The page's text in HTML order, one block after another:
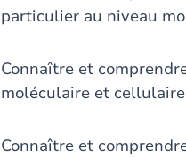
particulier au niveau
Connaître et
moléculaire et
Connaître et